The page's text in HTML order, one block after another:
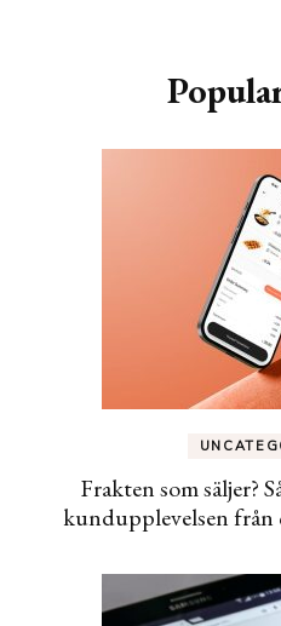
Frakten som säljer?
kundupplevelsen